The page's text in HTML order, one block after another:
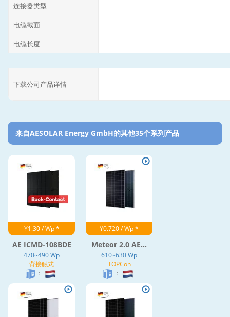
连接器类型
电缆截面
电缆长度
下载公司产品详情
来自AESOLAR Energy GmbH的其他35个系列产品‎
¥1.30 / Wp *
AE ICMD-108BDE
470~490 Wp
背接触式
：
¥0.720 / Wp *
Meteor 2.0 AE...
610~630 Wp
TOPCon
：